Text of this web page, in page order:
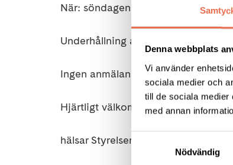
Denna webbplats
Vi använder
sociala medier och
till de sociala
med annan
Samtyckesval
Nödvändig
När: söndagen den 16 oktober kl.
Underhållning av Jan Björkman
Ingen anmälan.
Hjärtligt välkomna!
hälsar Styrelsen, Rosita Ottosson